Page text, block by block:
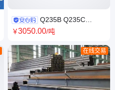
Q235B Q235C
Q235D角钢 莱钢石横特钢 耐低
￥3050.00/吨
在线交易